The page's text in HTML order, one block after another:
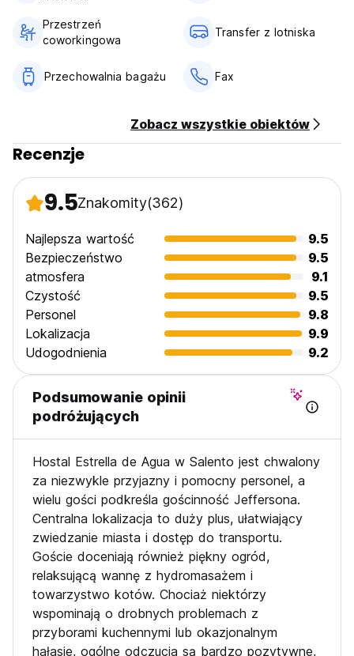
Przestrzeń
coworkingowa
Transfer z lotniska
Przechowalnia bagażu Fax
Zobacz wszystkie obiektów
Recenzje
9.5Znakomity(362)
Najlepsza wartość
9.5
Bezpieczeństwo
9.5
atmosfera
9.1
Czystość
9.5
Personel
9.8
Lokalizacja
9.9
Udogodnienia
9.2
Podsumowanie opinii
podróżujących
Hostal Estrella de Agua w Salento jest chwalony
za niezwykle przyjazny i pomocny personel, a
wielu gości podkreśla gościnność Jeffersona.
Centralna lokalizacja to duży plus, ułatwiający
zwiedzanie miasta i dostęp do transportu.
Goście doceniają również piękny ogród,
relaksującą wannę z hydromasażem i
towarzystwo kotów. Chociaż niektórzy
wspominają o drobnych problemach z
przyborami kuchennymi lub okazjonalnym
hałasie, ogólne odczucia są bardzo pozytywne,